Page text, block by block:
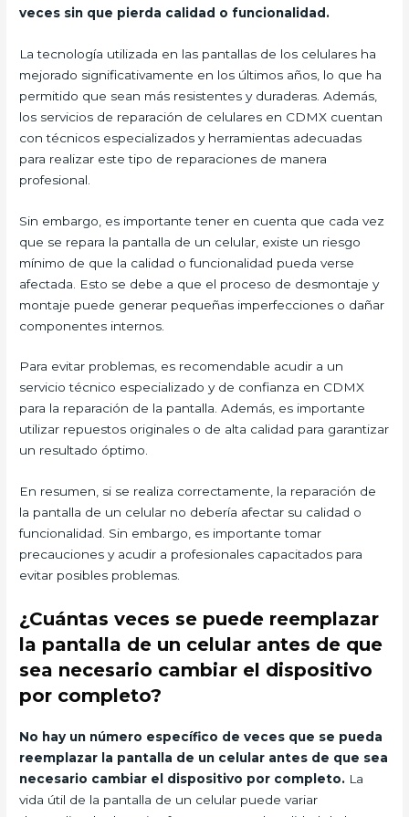
veces sin que pierda calidad o funcionalidad.
La tecnología utilizada en las pantallas de los celulares ha
mejorado significativamente en los últimos años, lo que ha
permitido que sean más resistentes y duraderas. Además,
los servicios de reparación de celulares en CDMX cuentan
con técnicos especializados y herramientas adecuadas
para realizar este tipo de reparaciones de manera
profesional.
Sin embargo, es importante tener en cuenta que cada vez
que se repara la pantalla de un celular, existe un riesgo
mínimo de que la calidad o funcionalidad pueda verse
afectada. Esto se debe a que el proceso de desmontaje y
montaje puede generar pequeñas imperfecciones o dañar
componentes internos.
Para evitar problemas, es recomendable acudir a un
servicio técnico especializado y de confianza en CDMX
para la reparación de la pantalla. Además, es importante
utilizar repuestos originales o de alta calidad para garantizar
un resultado óptimo.
En resumen, si se realiza correctamente, la reparación de
la pantalla de un celular no debería afectar su calidad o
funcionalidad. Sin embargo, es importante tomar
precauciones y acudir a profesionales capacitados para
evitar posibles problemas.
¿Cuántas veces se puede reemplazar
la pantalla de un celular antes de que
sea necesario cambiar el dispositivo
por completo?
No hay un número específico de veces que se pueda
reemplazar la pantalla de un celular antes de que sea
necesario cambiar el dispositivo por completo. La
vida útil de la pantalla de un celular puede variar